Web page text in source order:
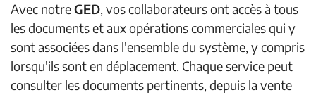
Avec notreGED, vos collaborateurs ont accès à tous
les documents et aux opérations commerciales qui y
sont associées dans l'ensemble du système, y compris
lorsqu'ils sont en déplacement. Chaque service peut
consulter les documents pertinents, depuis la vente